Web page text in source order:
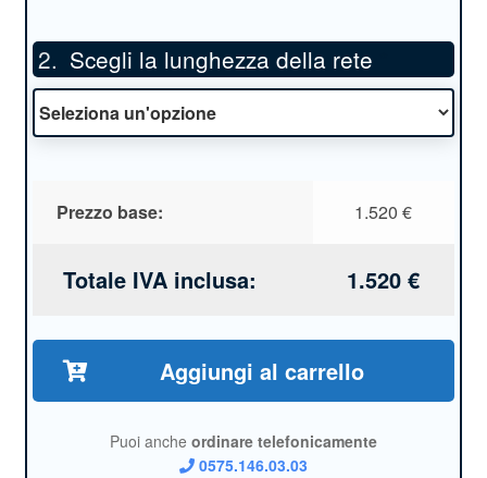
Scegli la lunghezza della rete
Prezzo base: 1.520€
Totale IVA inclusa: 1.520€
Aggiungi al carrello
Puoi anche ordinare telefonicamente
0575.146.03.03